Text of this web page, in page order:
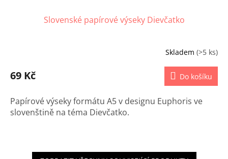
Slovenské papírové výseky Dievčatko
Skladem (>5 ks)
69 Kč Do košíku
Papírové výseky formátu A5 v designu Euphoris ve
slovenštině na téma Dievčatko.